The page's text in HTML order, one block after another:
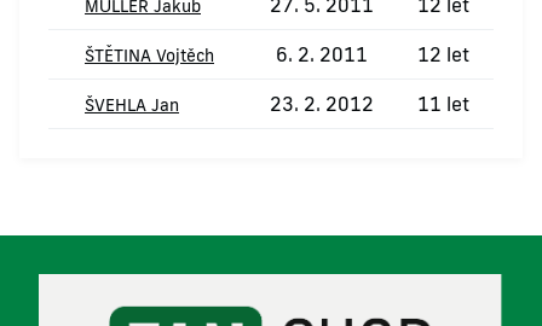
MÜLLER Jakub 27. 5. 2011 12 let
ŠTĚTINA Vojtěch 6. 2. 2011 12 let
ŠVEHLA Jan 23. 2. 2012 11 let